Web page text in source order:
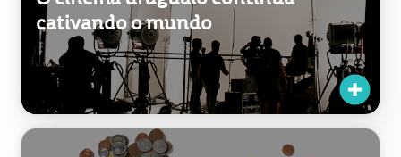
Exportações
O cinema uruguaio continua
cativando o mundo